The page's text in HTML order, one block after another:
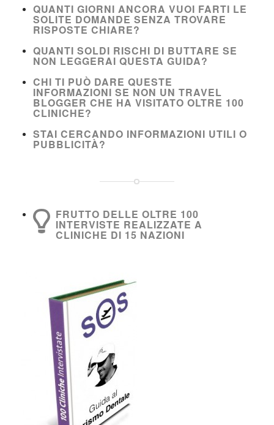
QUANTI GIORNI ANCORA VUOI FARTI LE
SOLITE DOMANDE SENZA TROVARE
RISPOSTE CHIARE?
QUANTI SOLDI RISCHI DI BUTTARE SE
NON LEGGERAI QUESTA GUIDA?
CHI TI PUÒ DARE QUESTE
INFORMAZIONI SE NON UN TRAVEL
BLOGGER CHE HA VISITATO OLTRE 100
CLINICHE?
STAI CERCANDO INFORMAZIONI UTILI O
PUBBLICITÀ?
FRUTTO DELLE OLTRE 100
INTERVISTE REALIZZATE A
CLINICHE DI 15 NAZIONI